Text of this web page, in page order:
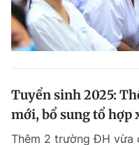
Tuyển sinh 2025:
mới, bổ sung tổ hợp
Thêm 2 trường ĐH vừa